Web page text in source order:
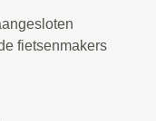
fietsenmakers